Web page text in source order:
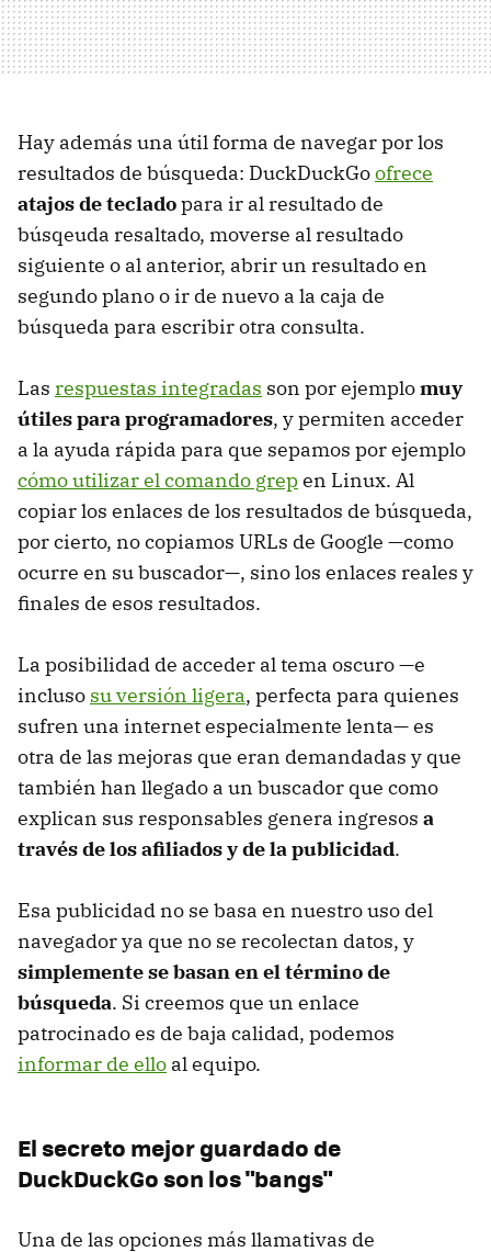
Hay además una útil forma de navegar por los
resultados de búsqueda: DuckDuckGoofrece
atajos de tecladopara ir al resultado de
búsqeuda resaltado, moverse al resultado
siguiente o al anterior, abrir un resultado en
segundo plano o ir de nuevo a la caja de
búsqueda para escribir otra consulta.
Las respuestas integradas son por ejemplomuy
útiles para programadores, y permiten acceder
a la ayuda rápida para que sepamos por ejemplo
cómo utilizar el comando grepen Linux. Al
copiar los enlaces de los resultados de búsqueda,
por cierto, no copiamos URLs de Google —como
ocurre en su buscador—, sino los enlaces reales y
finales de esos resultados.
La posibilidad de acceder al tema oscuro —e
incluso su versión ligera, perfecta para quienes
sufren una internet especialmente lenta— es
otra de las mejoras que eran demandadas y que
también han llegado a un buscador que como
explican sus responsables genera ingresos a
través de los afiliados y de la publicidad.
Esa publicidad no se basa en nuestro uso del
navegador ya que no se recolectan datos, y
simplemente se basan en el término de
búsqueda. Si creemos que un enlace
patrocinado es de baja calidad, podemos
informar de ello al equipo.
El secreto mejor guardado de
DuckDuckGo son los "bangs"
Una de las opciones más llamativas de